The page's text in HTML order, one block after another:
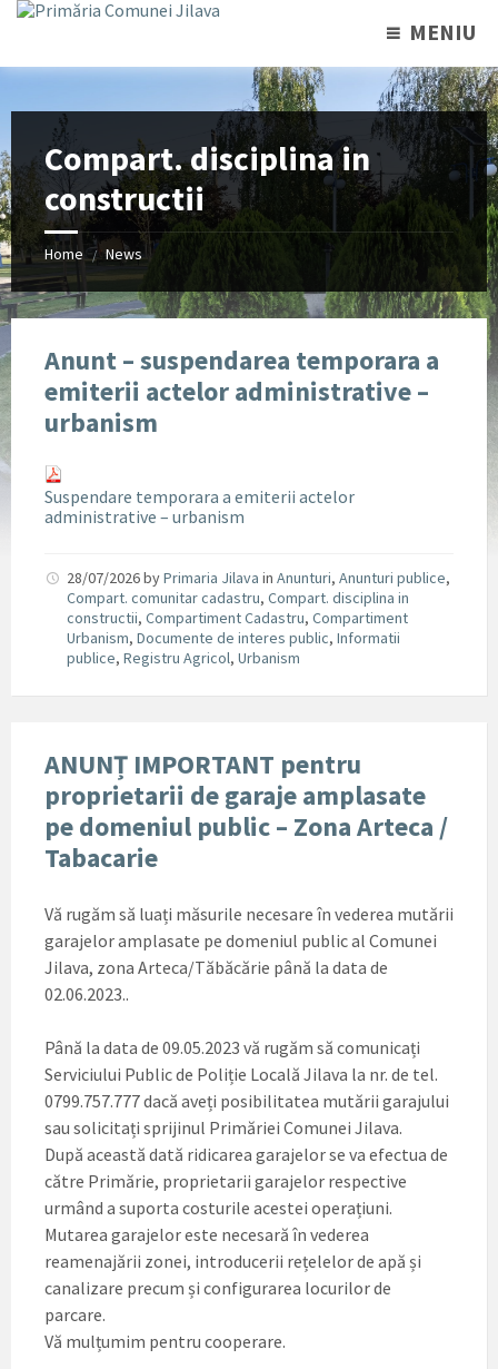
MENIU
Compart. disciplina in
constructii
Home / News
Anunt – suspendarea temporara a
emiterii actelor administrative –
urbanism
Suspendare temporara a emiterii actelor
administrative – urbanism
28/07/2026byPrimaria Jilava in Anunturi, Anunturi publice,
Compart. comunitar cadastru, Compart. disciplina in
constructii, Compartiment Cadastru, Compartiment
Urbanism, Documente de interes public, Informatii
publice, Registru Agricol, Urbanism
ANUNȚ IMPORTANT pentru
proprietarii de garaje amplasate
pe domeniul public – Zona Arteca /
Tabacarie
Vă rugăm să luați măsurile necesare în vederea mutării
garajelor amplasate pe domeniul public al Comunei
Jilava, zona Arteca/Tăbăcărie până la data de
02.06.2023..
Până la data de 09.05.2023 vă rugăm să comunicați
Serviciului Public de Poliție Locală Jilava la nr. de tel.
0799.757.777 dacă aveți posibilitatea mutării garajului
sau solicitați sprijinul Primăriei Comunei Jilava.
După această dată ridicarea garajelor se va efectua de
către Primărie, proprietarii garajelor respective
urmând a suporta costurile acestei operațiuni.
Mutarea garajelor este necesară în vederea
reamenajării zonei, introducerii rețelelor de apă și
canalizare precum și configurarea locurilor de
parcare.
Vă mulțumim pentru cooperare.